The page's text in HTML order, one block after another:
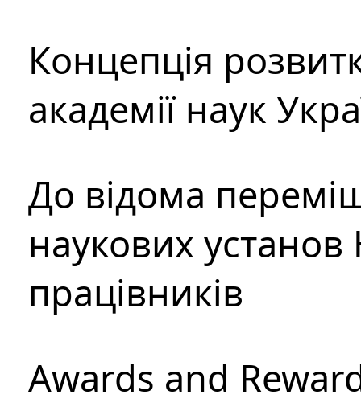
Концепція
академії наук
До відома
наукових установ
працівників
Awards and